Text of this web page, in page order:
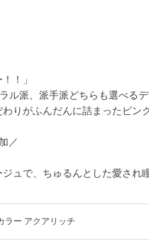
！」
ル派、派手派どちらも選べる
りがふんだんに詰まったピン
／
ュで、ちゅるんとした愛され瞳
ラー アクアリッチ